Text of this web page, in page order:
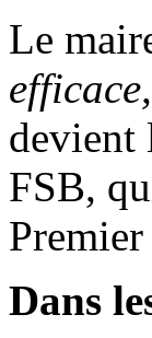
Le
devient
FSB,
Dans